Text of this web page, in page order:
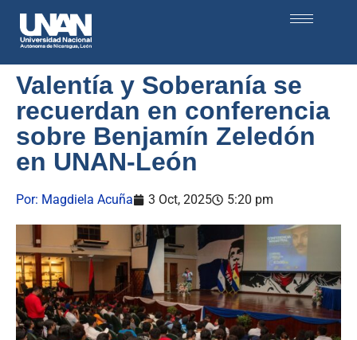
Valentía y Soberanía se
recuerdan en conferencia
sobre Benjamín Zeledón
en UNAN-León
Por: Magdiela Acuña 3 Oct, 2025 5:20 pm